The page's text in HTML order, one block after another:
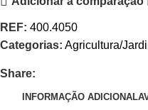
REF: 400.4050
Categorias: Agricultura/
Share:
INFORMAÇÃO ADICIONAL